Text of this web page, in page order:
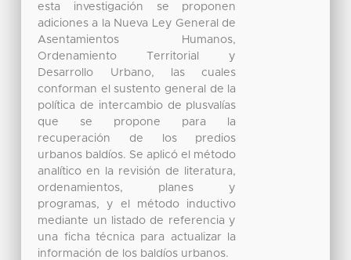
esta investigación se proponen
adiciones a la Nueva Ley General de
Asentamientos Humanos,
Ordenamiento Territorial y
Desarrollo Urbano, las cuales
conforman el sustento general de la
política de intercambio de plusvalías
que se propone para la
recuperación de los predios
urbanos baldíos. Se aplicó el método
analítico en la revisión de literatura,
ordenamientos, planes y
programas, y el método inductivo
mediante un listado de referencia y
una ficha técnica para actualizar la
información de los baldíos urbanos.